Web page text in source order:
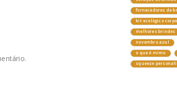
fornecedores de
kit ecológico
melhores brindes
novembro azul
o que é mimo
squeeze